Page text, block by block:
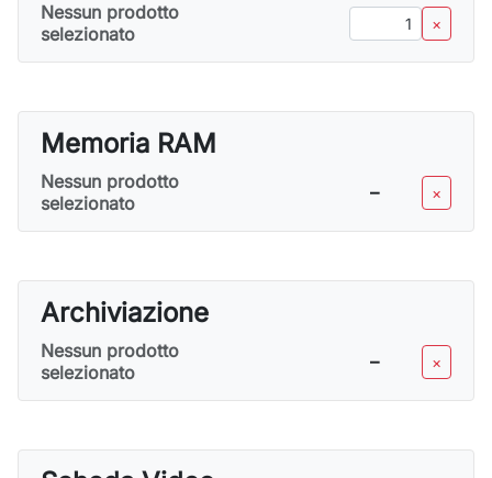
Nessun prodotto
selezionato
×
Memoria RAM
Nessun prodotto
selezionato
– ×
Archiviazione
Nessun prodotto
selezionato
– ×